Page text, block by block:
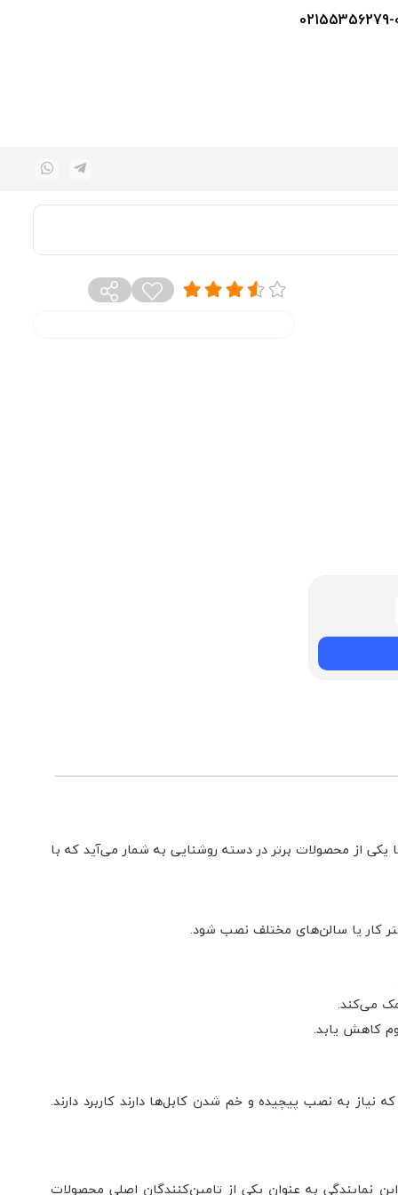
دو جزء کلیدی در توزیع انرژی و ایجاد نور در محیط‌های مختلف به شمار می‌آیند. پنل روکار گرد ۱۲ وات آروشا یکی از محصولات برتر در دسته روشنایی به شمار می‌آید که با
کار یا سالن‌های مختلف نصب شود.
می‌کند.
نیاز به نصب پیچیده و خم شدن کابل‌ها دارند کاربرد دارند.
نمایندگی به عنوان یکی از تامین‌کنندگان اصلی محصولات